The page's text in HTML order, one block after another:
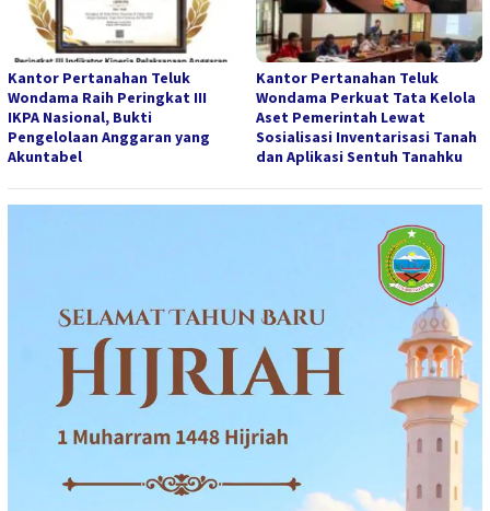
Kantor Pertanahan Teluk
Wondama Raih Peringkat III
IKPA Nasional, Bukti
Pengelolaan Anggaran yang
Akuntabel
Kantor Pertanahan Teluk
Wondama Perkuat Tata Kelola
Aset Pemerintah Lewat
Sosialisasi Inventarisasi Tanah
dan Aplikasi Sentuh Tanahku